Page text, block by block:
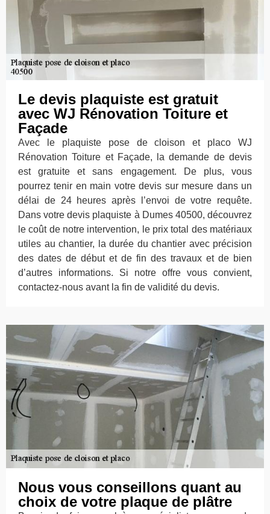
Le devis plaquiste est gratuit
avec WJ Rénovation Toiture et
Façade
Avec le plaquiste pose de cloison et placo WJ
Rénovation Toiture et Façade, la demande de devis
est gratuite et sans engagement. De plus, vous
pourrez tenir en main votre devis sur mesure dans un
délai de 24 heures après l’envoi de votre requête.
Dans votre devis plaquiste à Dumes 40500, découvrez
le coût de notre intervention, le prix total des matériaux
utiles au chantier, la durée du chantier avec précision
des dates de début et de fin des travaux et de bien
d’autres informations. Si notre offre vous convient,
contactez-nous avant la fin de validité du devis.
Nous vous conseillons quant au
choix de votre plaque de plâtre